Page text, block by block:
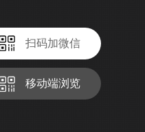
扫码加微信
移动端浏览